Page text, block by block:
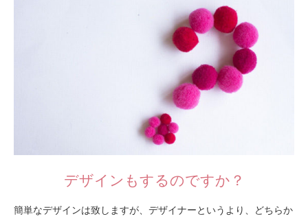
デザインもするのですか？
簡単なデザインは致しますが、デザイナーというより、どちらか